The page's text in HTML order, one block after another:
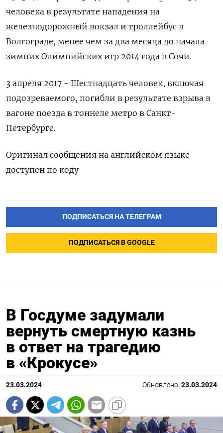
человека в результате нападения на
железнодорожный вокзал и троллейбус в
Волгограде, менее чем за два месяца до начала
зимних Олимпийских игр 2014 года в Сочи.
3 апреля 2017 - Шестнадцать человек, включая
подозреваемого, погибли в результате взрыва в
вагоне поезда в тоннеле метро в Санкт-
Петербурге.
Оригинал сообщения на английском языке
доступен по коду
ПОДПИСАТЬСЯ НА ТЕЛЕГРАМ
ПОДПИСАТЬСЯ В GOOGLE
В Госдуме задумали
вернуть смертную казнь
в ответ на трагедию
в «Крокусе»
23.03.2024 Обновлено: 23.03.2024